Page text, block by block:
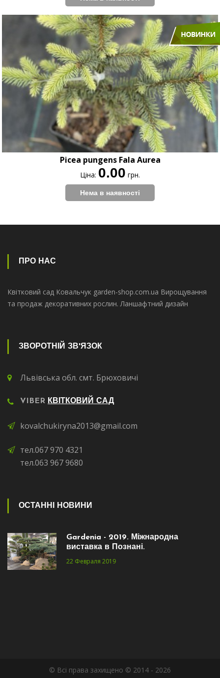
Picea pungens Fala Aurea
Ціна: 0.00 грн.
ПРО НАС
Квітковий сад Ковальчук garden-shop.com.ua Вирощування
та продаж декоративних рослин. Ланшафтний дизайн
ЗВОРОТНІЙ ЗВ'ЯЗОК
Львівська обл. смт. Брюховичі
VIBER КВІТКОВИЙ САД
kovalchukiryna2013@gmail.com
тел.067 970 4321
тел.063 967 9680
ОСТАННІ НОВИНИ
Gardenia - 2019. Міжнародна
виставка в Познані.
22 Февраля 2019
© Всі права захищено © 2014 - 2026